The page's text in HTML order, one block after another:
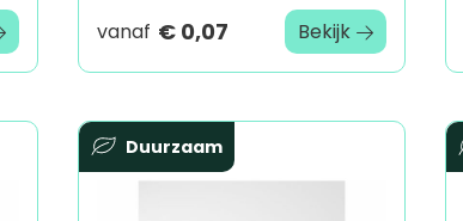
vanaf € 0,07 Bekijk
Duurzaam